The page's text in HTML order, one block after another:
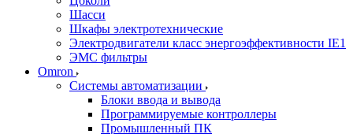
Шасси
Шкафы электротехнические
Электродвигатели класс энергоэффективности IE1
ЭМС фильтры
Omron
Системы автоматизации
Блоки ввода и вывода
Программируемые контроллеры
Промышленный ПК